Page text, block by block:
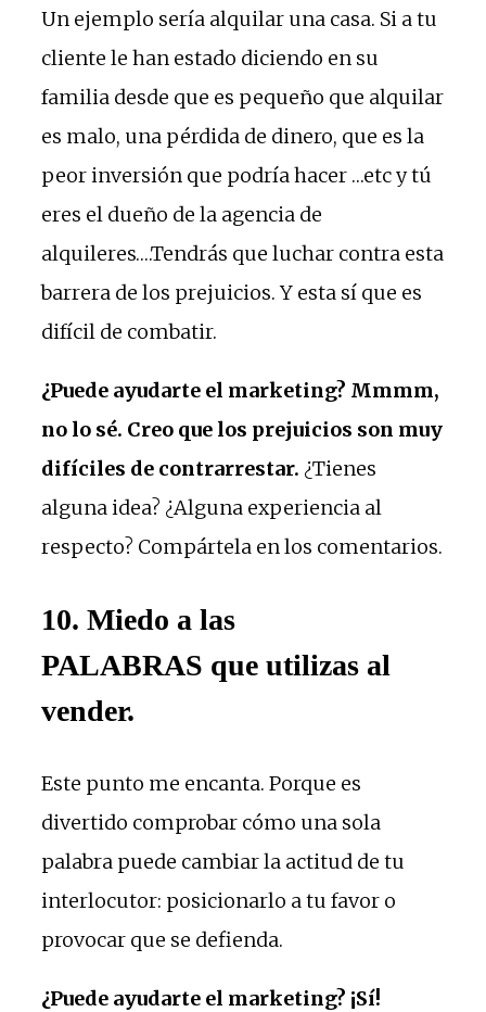
Un ejemplo sería alquilar una casa. Si a tu
cliente le han estado diciendo en su
familia desde que es pequeño que alquilar
es malo, una pérdida de dinero, que es la
peor inversión que podría hacer …etc y tú
eres el dueño de la agencia de
alquileres….Tendrás que luchar contra esta
barrera de los prejuicios. Y esta sí que es
difícil de combatir.
¿Puede ayudarte el marketing? Mmmm,
no lo sé. Creo que los prejuicios son muy
difíciles de contrarrestar. ¿Tienes
alguna idea? ¿Alguna experiencia al
respecto? Compártela en los comentarios.
10. Miedo a las
PALABRAS que utilizas al
vender.
Este punto me encanta. Porque es
divertido comprobar cómo una sola
palabra puede cambiar la actitud de tu
interlocutor: posicionarlo a tu favor o
provocar que se defienda.
¿Puede ayudarte el marketing? ¡Sí!